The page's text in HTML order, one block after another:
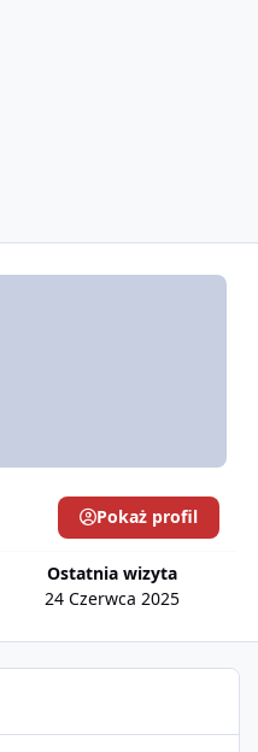
Ostatnia wizyta
24 Czerwca 2025
Pokaż profil